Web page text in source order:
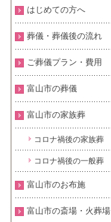
はじめての方へ
葬儀・葬儀後の流れ
ご葬儀プラン・費用
富山市の葬儀
富山市の家族葬
コロナ禍後の家族葬
コロナ禍後の一般葬
富山市のお布施
富山市の斎場・火葬場